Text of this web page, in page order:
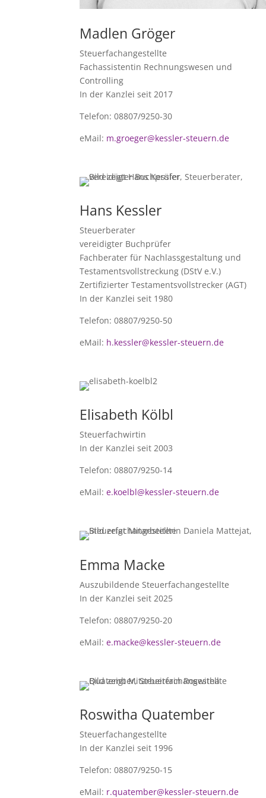
Madlen Gröger
Steuerfachangestellte
Fachassistentin Rechnungswesen und
Controlling
In der Kanzlei seit 2017
Telefon: 08807/9250-30
eMail: m.groeger@kessler-steuern.de
Hans Kessler
Steuerberater
vereidigter Buchprüfer
Fachberater für Nachlassgestaltung und
Testamentsvollstreckung (DStV e.V.)
Zertifizierter Testamentsvollstrecker (AGT)
In der Kanzlei seit 1980
Telefon: 08807/9250-50
eMail: h.kessler@kessler-steuern.de
Elisabeth Kölbl
Steuerfachwirtin
In der Kanzlei seit 2003
Telefon: 08807/9250-14
eMail:e.koelbl@kessler-steuern.de
Emma Macke
Auszubildende Steuerfachangestellte
In der Kanzlei seit 2025
Telefon: 08807/9250-20
eMail:e.macke@kessler-steuern.de
Roswitha Quatember
Steuerfachangestellte
In der Kanzlei seit 1996
Telefon: 08807/9250-15
eMail: r.quatember@kessler-steuern.de